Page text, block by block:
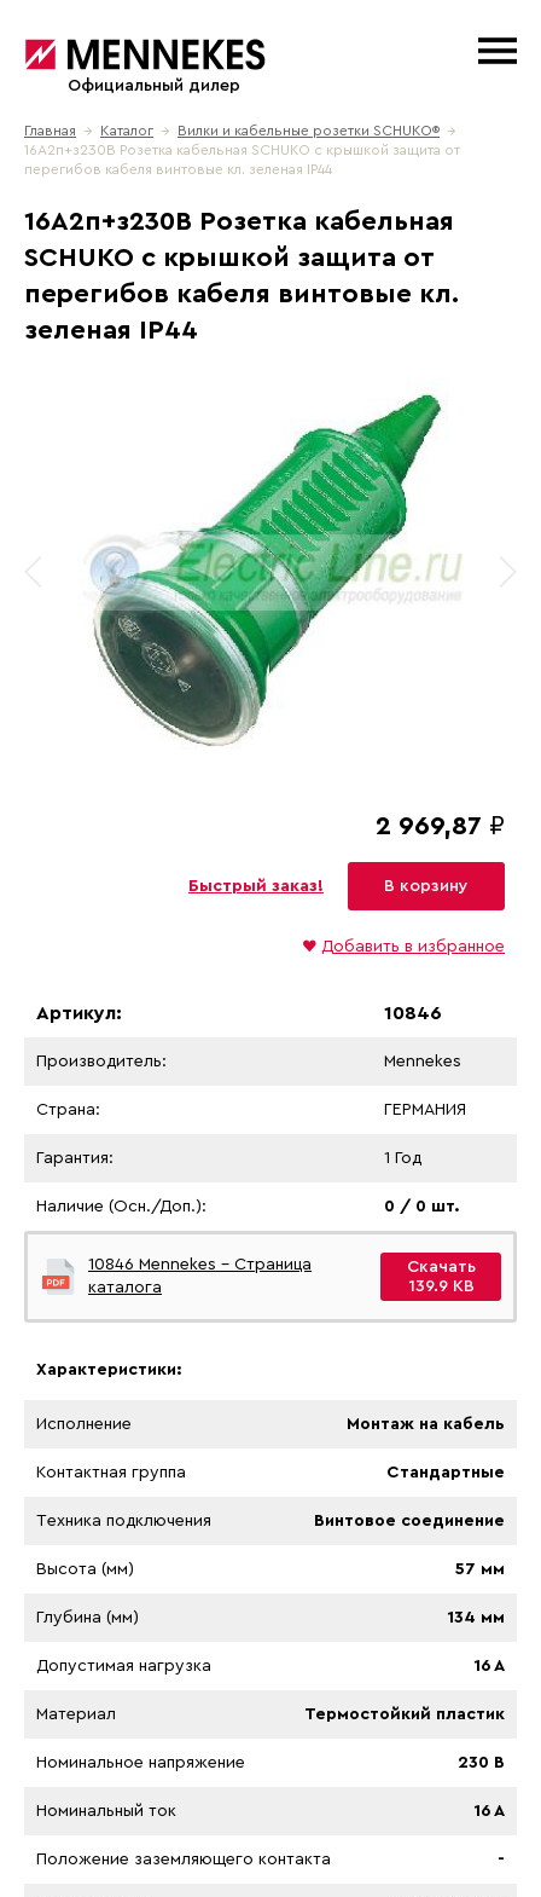
Официальный дилер
Главная → Каталог → Вилки и кабельные розетки SCHUKO® →
16A2п+з230B Розетка кабельная SCHUKO с крышкой защита от
перегибов кабеля винтовые кл. зеленая IP44
16A2п+з230B Розетка кабельная
SCHUKO с крышкой защита от
перегибов кабеля винтовые кл.
зеленая IP44
2 969,87 ₽
Быстрый заказ! В корзину
♥ Добавить в избранное
Артикул: 10846
Производитель: Mennekes
Страна: ГЕРМАНИЯ
Гарантия: 1 Год
Наличие (Осн./Доп.): 0 / 0 шт.
10846 Mennekes - Страница
каталога
Скачать
139.9 KB
Характеристики:
Исполнение Монтаж на кабель
Контактная группа Стандартные
Tехника подключения Винтовое соединение
Высота (мм) 57 мм
Глубина (мм) 134 мм
Допустимая нагрузка 16 A
Материал Термостойкий пластик
Номинальное напряжение 230 B
Номинальный ток 16 A
Положение заземляющего контакта -